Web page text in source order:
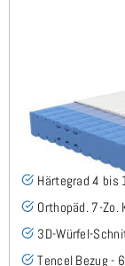
Keru H4
140x190
Härtegrad 4 bis
Orthopäd. 7-
3D-Würfel-
Tencel Bezug -